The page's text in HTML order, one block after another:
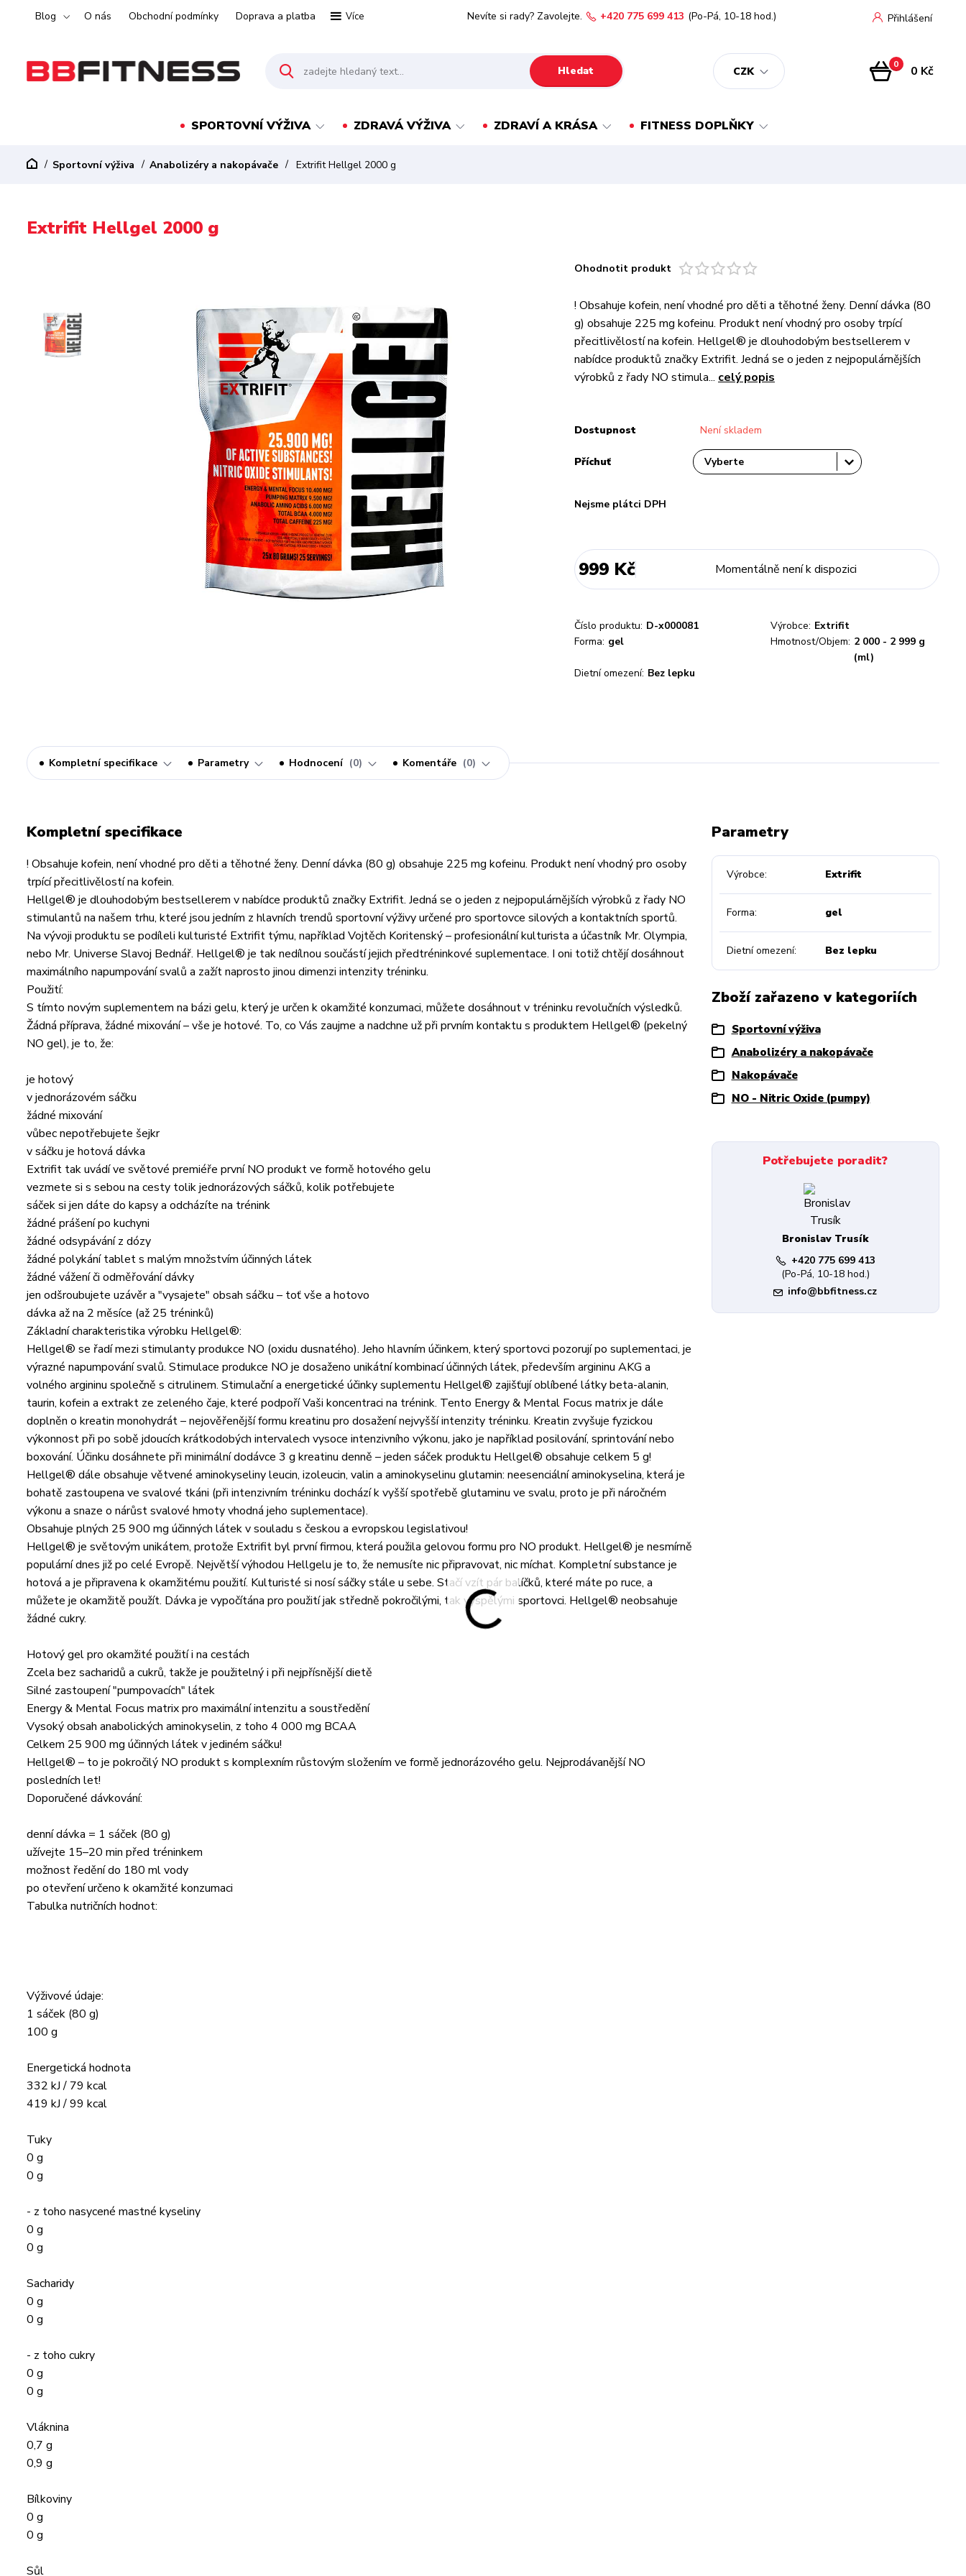
Blog O nás Obchodní podmínky Doprava a platba Více
CZK
Přihlášení
Hledat
Nevíte si rady? Zavolejte. +420 775 699 413 (Po-Pá, 10-18 hod.)
0 0 Kč
SPORTOVNÍ VÝŽIVA ZDRAVÁ VÝŽIVA ZDRAVÍ A KRÁSA FITNESS DOPLŇKY
Sportovní výživa Anabolizéry a nakopávače Extrifit Hellgel 2000 g
Extrifit Hellgel 2000 g
Ohodnotit produkt
! Obsahuje kofein, není vhodné pro děti a těhotné ženy. Denní dávka (80
g) obsahuje 225 mg kofeinu. Produkt není vhodný pro osoby trpící
přecitlivělostí na kofein. Hellgel® je dlouhodobým bestsellerem v
nabídce produktů značky Extrifit. Jedná se o jeden z nejpopulárnějších
výrobků z řady NO stimula... celý popis
Dostupnost Není skladem
Příchuť
Nejsme plátci DPH
999 Kč Momentálně není k dispozici
Číslo produktu: D-x000081 Výrobce: Extrifit
Forma: gel Hmotnost/Objem: 2 000 - 2 999 g
(ml)
Dietní omezení: Bez lepku
Kompletní specifikace Parametry Hodnocení 0 Komentáře 0
Kompletní specifikace
! Obsahuje kofein, není vhodné pro děti a těhotné ženy. Denní dávka (80 g) obsahuje 225 mg kofeinu. Produkt není vhodný pro osoby
trpící přecitlivělostí na kofein.
Hellgel® je dlouhodobým bestsellerem v nabídce produktů značky Extrifit. Jedná se o jeden z nejpopulárnějších výrobků z řady NO
stimulantů na našem trhu, které jsou jedním z hlavních trendů sportovní výživy určené pro sportovce silových a kontaktních sportů.
Na vývoji produktu se podíleli kulturisté Extrifit týmu, například Vojtěch Koritenský – profesionální kulturista a účastník Mr. Olympia,
nebo Mr. Universe Slavoj Bednář. Hellgel® je tak nedílnou součástí jejich předtréninkové suplementace. I oni totiž chtějí dosáhnout
maximálního napumpování svalů a zažít naprosto jinou dimenzi intenzity tréninku.
Použití:
S tímto novým suplementem na bázi gelu, který je určen k okamžité konzumaci, můžete dosáhnout v tréninku revolučních výsledků.
Žádná příprava, žádné mixování – vše je hotové. To, co Vás zaujme a nadchne už při prvním kontaktu s produktem Hellgel® (pekelný
NO gel), je to, že:
je hotový
v jednorázovém sáčku
žádné mixování
vůbec nepotřebujete šejkr
v sáčku je hotová dávka
Extrifit tak uvádí ve světové premiéře první NO produkt ve formě hotového gelu
vezmete si s sebou na cesty tolik jednorázových sáčků, kolik potřebujete
sáček si jen dáte do kapsy a odcházíte na trénink
žádné prášení po kuchyni
žádné odsypávání z dózy
žádné polykání tablet s malým množstvím účinných látek
žádné vážení či odměřování dávky
jen odšroubujete uzávěr a "vysajete" obsah sáčku – toť vše a hotovo
dávka až na 2 měsíce (až 25 tréninků)
Základní charakteristika výrobku Hellgel®:
Hellgel® se řadí mezi stimulanty produkce NO (oxidu dusnatého). Jeho hlavním účinkem, který sportovci pozorují po suplementaci, je
výrazné napumpování svalů. Stimulace produkce NO je dosaženo unikátní kombinací účinných látek, především argininu AKG a
volného argininu společně s citrulinem. Stimulační a energetické účinky suplementu Hellgel® zajišťují oblíbené látky beta-alanin,
taurin, kofein a extrakt ze zeleného čaje, které podpoří Vaši koncentraci na trénink. Tento Energy & Mental Focus matrix je dále
doplněn o kreatin monohydrát – nejověřenější formu kreatinu pro dosažení nejvyšší intenzity tréninku. Kreatin zvyšuje fyzickou
výkonnost při po sobě jdoucích krátkodobých intervalech vysoce intenzivního výkonu, jako je například posilování, sprintování nebo
boxování. Účinku dosáhnete při minimální dodávce 3 g kreatinu denně – jeden sáček produktu Hellgel® obsahuje celkem 5 g!
Hellgel® dále obsahuje větvené aminokyseliny leucin, izoleucin, valin a aminokyselinu glutamin: neesenciální aminokyselina, která je
bohatě zastoupena ve svalové tkáni (při intenzivním tréninku dochází k vyšší spotřebě glutaminu ve svalu, proto je při náročném
výkonu a snaze o nárůst svalové hmoty vhodná jeho suplementace).
Obsahuje plných 25 900 mg účinných látek v souladu s českou a evropskou legislativou!
Hellgel® je světovým unikátem, protože Extrifit byl první firmou, která použila gelovou formu pro NO produkt. Hellgel® je nesmírně
populární dnes již po celé Evropě. Největší výhodou Hellgelu je to, že nemusíte nic připravovat, nic míchat. Kompletní substance je
hotová a je připravena k okamžitému použití. Kulturisté si nosí sáčky stále u sebe. Stačí vzít pár balíčků, které máte po ruce, a
můžete je okamžitě použít. Dávka je vypočítána pro použití jak středně pokročilými, tak vyspělými sportovci. Hellgel® neobsahuje
žádné cukry.
Hotový gel pro okamžité použití i na cestách
Zcela bez sacharidů a cukrů, takže je použitelný i při nejpřísnější dietě
Silné zastoupení "pumpovacích" látek
Energy & Mental Focus matrix pro maximální intenzitu a soustředění
Vysoký obsah anabolických aminokyselin, z toho 4 000 mg BCAA
Celkem 25 900 mg účinných látek v jediném sáčku!
Hellgel® – to je pokročilý NO produkt s komplexním růstovým složením ve formě jednorázového gelu. Nejprodávanější NO
posledních let!
Doporučené dávkování:
denní dávka = 1 sáček (80 g)
užívejte 15–20 min před tréninkem
možnost ředění do 180 ml vody
po otevření určeno k okamžité konzumaci
Tabulka nutričních hodnot:
Výživové údaje:
1 sáček (80 g)
100 g
Energetická hodnota
332 kJ / 79 kcal
419 kJ / 99 kcal
Tuky
0 g
0 g
- z toho nasycené mastné kyseliny
0 g
0 g
Sacharidy
0 g
0 g
- z toho cukry
0 g
0 g
Vláknina
0,7 g
0,9 g
Bílkoviny
0 g
0 g
Sůl
Parametry
Výrobce Extrifit
Forma gel
Dietní omezení Bez lepku
Zboží zařazeno v kategoriích
Sportovní výživa
Anabolizéry a nakopávače
Nakopávače
NO - Nitric Oxide (pumpy)
Potřebujete poradit?
Bronislav Trusík
+420 775 699 413
(Po-Pá, 10-18 hod.)
info@bbfitness.cz